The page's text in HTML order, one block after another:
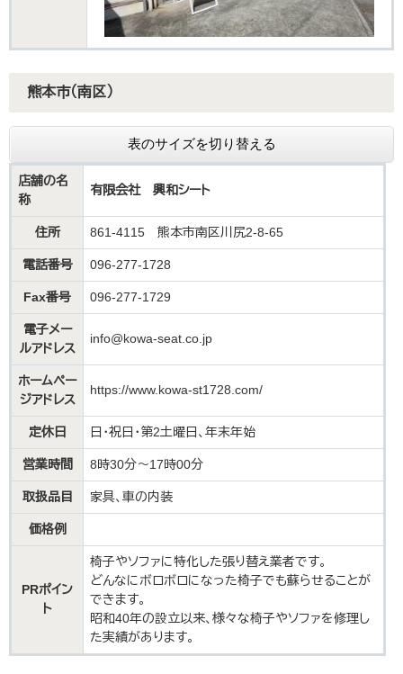
熊本市（南区）
表のサイズを切り替える
店舗の名
称
有限会社 興和シート
住所 861-4115 熊本市南区川尻2-8-65
電話番号 096-277-1728
Fax番号 096-277-1729
電子メー
ルアドレス
info@kowa-seat.co.jp
ホームペー
ジアドレス
https://www.kowa-st1728.com/
定休日 日・祝日・第2土曜日、年末年始
営業時間 8時30分〜17時00分
取扱品目 家具、車の内装
価格例
PRポイン
ト
椅子やソファに特化した張り替え業者です。
どんなにボロボロになった椅子でも蘇らせることが
できます。
昭和40年の設立以来、様々な椅子やソファを修理し
た実績があります。